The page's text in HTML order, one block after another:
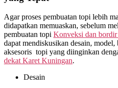
Agar proses pembuatan topi lebih
didapatkan memuaskan, sebelum
pembuatan topi Konveksi dan bordir
dapat mendiskusikan desain,
aksesoris topi yang diinginkan
dekat Karet Kuningan.
Desain